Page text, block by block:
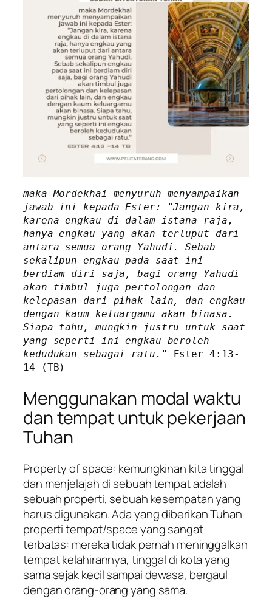
maka Mordekhai menyuruh menyampaikan
jawab ini kepada Ester: "Jangan kira,
karena engkau di dalam istana raja,
hanya engkau yang akan terluput dari
antara semua orang Yahudi. Sebab
sekalipun engkau pada saat ini
berdiam diri saja, bagi orang Yahudi
akan timbul juga pertolongan dan
kelepasan dari pihak lain, dan engkau
dengan kaum keluargamu akan binasa.
Siapa tahu, mungkin justru untuk saat
yang seperti ini engkau beroleh
kedudukan sebagai ratu."
Ester 4:13-
14 (TB)
Menggunakan modal waktu
dan tempat untuk pekerjaan
Tuhan
Property of space: kemungkinan kita tinggal
dan menjelajah di sebuah tempat adalah
sebuah properti, sebuah kesempatan yang
harus digunakan. Ada yang diberikan Tuhan
properti tempat/spaceyang sangat
terbatas: mereka tidak pernah meninggalkan
tempat kelahirannya, tinggal di kota yang
sama sejak kecil sampai dewasa, bergaul
dengan orang-orang yang sama.